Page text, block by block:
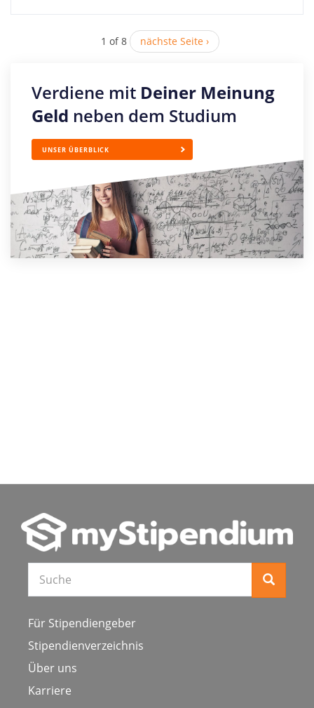
1 of 8 nächste Seite ›
Verdiene mit Deiner Meinung
Geld neben dem Studium
UNSER ÜBERBLICK
Für Stipendiengeber
Stipendienverzeichnis
Über uns
Karriere